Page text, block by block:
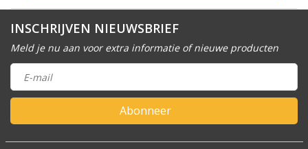
INSCHRIJVEN NIEUWSBRIEF
Meld je nu aan voor extra informatie of nieuwe producten
Abonneer